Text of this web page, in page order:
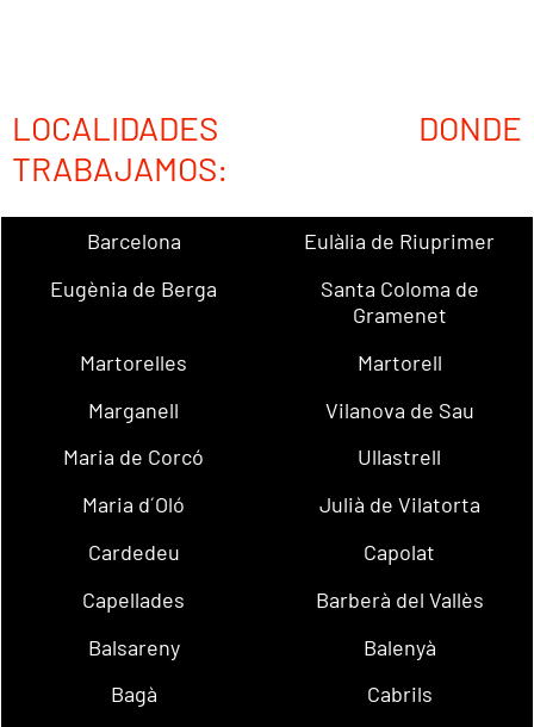
LOCALIDADES DONDE
TRABAJAMOS:
Barcelona
Eulàlia de Riuprimer
Eugènia de Berga
Santa Coloma de
Gramenet
Martorelles
Martorell
Marganell
Vilanova de Sau
Maria de Corcó
Ullastrell
Maria d´Oló
Julià de Vilatorta
Cardedeu
Capolat
Capellades
Barberà del Vallès
Balsareny
Balenyà
Bagà
Cabrils